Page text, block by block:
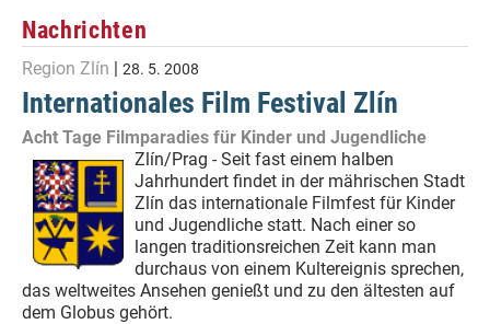
Nachrichten
Region Zlín | 28. 5. 2008
Internationales Film Festival Zlín
Acht Tage Filmparadies für Kinder und Jugendliche
Zlín/Prag - Seit fast einem halben
Jahrhundert findet in der mährischen Stadt
Zlín das internationale Filmfest für Kinder
und Jugendliche statt. Nach einer so
langen traditionsreichen Zeit kann man
durchaus von einem Kultereignis sprechen,
das weltweites Ansehen genießt und zu den ältesten auf
dem Globus gehört.